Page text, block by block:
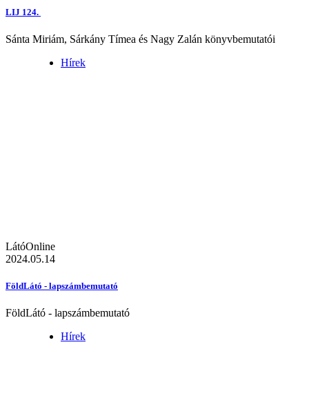
LIJ 124.
Sánta Miriám, Sárkány Tímea és Nagy Zalán könyvbemutatói
Hírek
LátóOnline
2024.05.14
FöldLátó - lapszámbemutató
FöldLátó - lapszámbemutató
Hírek